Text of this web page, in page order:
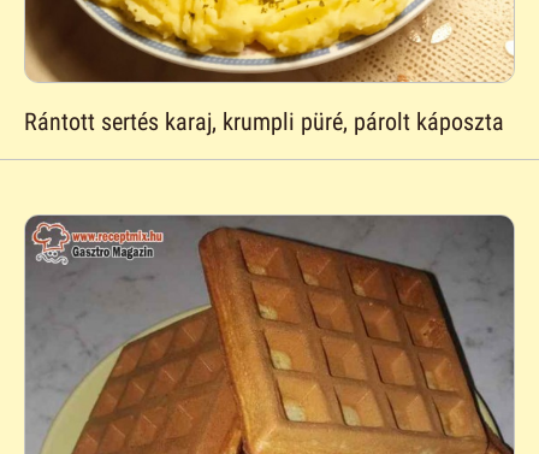
Rántott sertés karaj, krumpli püré, párolt káposzta